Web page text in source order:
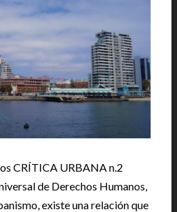
CRÍTICA URBANA n.2
de Derechos Humanos,
existe una relación que